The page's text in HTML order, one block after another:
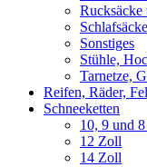
Rucksäcke
Sonstiges
Stühle,
Tarnetze,
Reifen, Räder,
Schneeketten
10, 9 und
12 Zoll
14 Zoll